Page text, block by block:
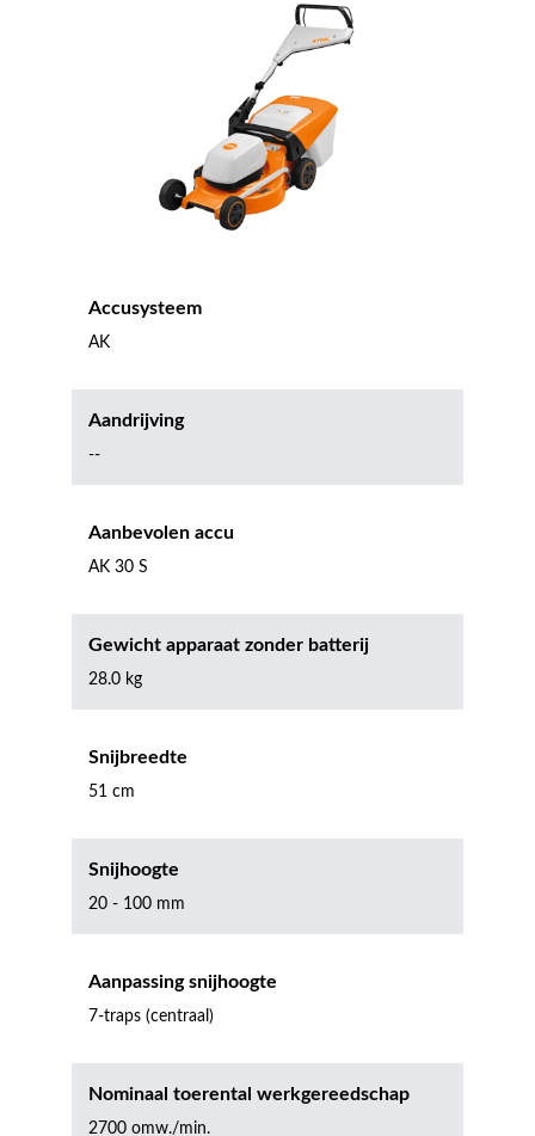
Accusysteem
AK
Aandrijving
--
Aanbevolen accu
AK 30 S
Gewicht apparaat zonder batterij
28.0 kg
Snijbreedte
51 cm
Snijhoogte
20 - 100 mm
Aanpassing snijhoogte
7-traps (centraal)
Nominaal toerental werkgereedschap
2700 omw./min.